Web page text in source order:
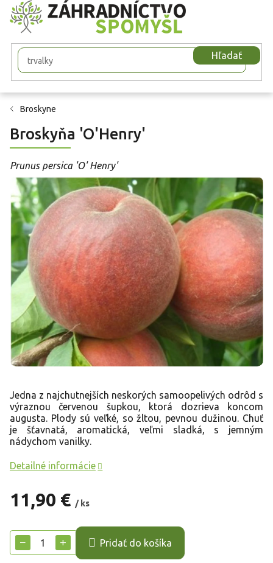
Prejsť
na
obsah
Hľadať
Broskyne
Broskyňa 'O'Henry'
Prunus persica 'O' Henry'
11,90 € / ks
cena:
+
− Pridať do košíka
Jedna z najchutnejších neskorých samoopelivých odrôd s
výraznou červenou šupkou, ktorá dozrieva koncom
augusta. Plody sú veľké, so žltou, pevnou dužinou. Chuť
je šťavnatá, aromatická, veľmi sladká, s jemným
nádychom vanilky.
Detailné informácie